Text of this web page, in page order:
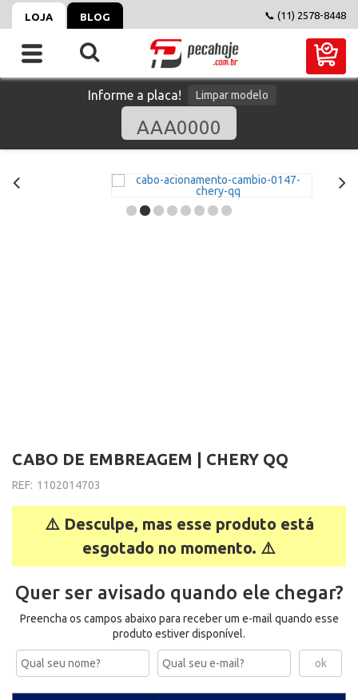
LOJA BLOG 📞 (11) 2578-8448
Informe a placa! Limpar modelo
CABO DE EMBREAGEM | CHERY QQ
REF: 1102014703
⚠️ Desculpe, mas esse produto está
esgotado no momento. ⚠️
Quer ser avisado quando ele chegar?
Preencha os campos abaixo para receber um e-mail quando esse
produto estiver disponível.